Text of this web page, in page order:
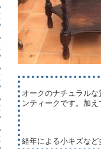
オークのナチュラル
ンティークです。加
経年による小キズな